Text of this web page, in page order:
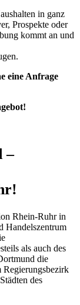
in ganz
Prospekte oder
kommt an und
eine Anfrage
–
Rhein-Ruhr in
Handelszentrum
als auch des
die
Regierungsbezirk
des